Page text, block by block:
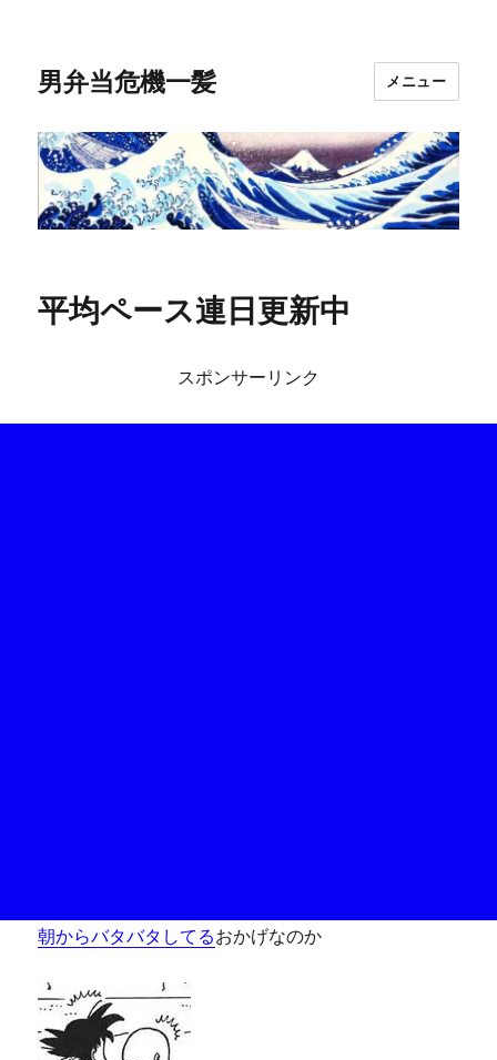
男弁当危機一髪 メニュー
平均ペース連日更新中
スポンサーリンク
朝からバタバタしてるおかげなのか